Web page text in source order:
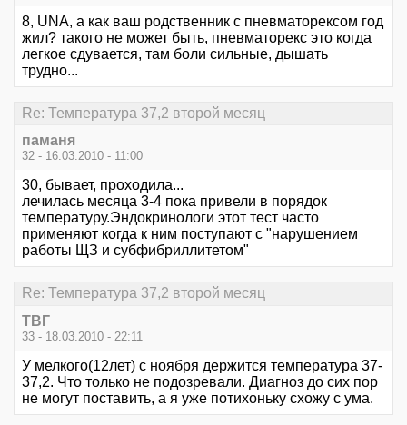
8, UNA, а как ваш родственник с пневматорексом год
жил? такого не может быть, пневматорекс это когда
легкое сдувается, там боли сильные, дышать
трудно...
Re: Температура 37,2 второй месяц
паманя
32 - 16.03.2010 - 11:00
30, бывает, проходила...
лечилась месяца 3-4 пока привели в порядок
температуру.Эндокринологи этот тест часто
применяют когда к ним поступают с "нарушением
работы ЩЗ и субфибриллитетом"
Re: Температура 37,2 второй месяц
ТВГ
33 - 18.03.2010 - 22:11
У мелкого(12лет) с ноября держится температура 37-
37,2. Что только не подозревали. Диагноз до сих пор
не могут поставить, а я уже потихоньку схожу с ума.